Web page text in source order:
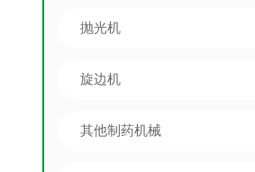
抛光机
旋边机
其他制药机械